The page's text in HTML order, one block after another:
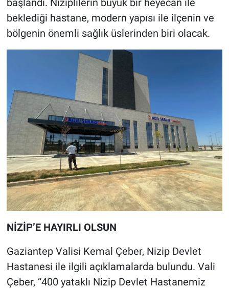
beklediği hastane, modern yapısı ile ilçenin ve
bölgenin önemli sağlık üslerinden biri olacak.
NİZİP’E HAYIRLI OLSUN
Gaziantep Valisi Kemal Çeber, Nizip Devlet
Hastanesi ile ilgili açıklamalarda bulundu. Vali
Çeber, “400 yataklı Nizip Devlet Hastanemiz